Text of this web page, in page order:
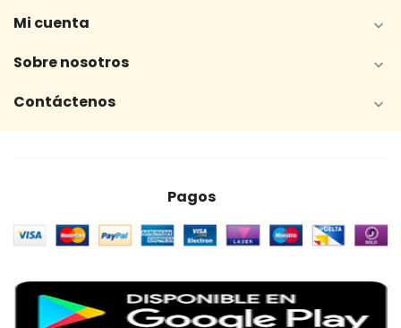
Mi cuenta 
Sobre nosotros 
Contáctenos 
Pagos